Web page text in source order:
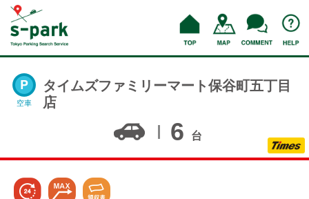
空車
タイムズファミリーマート保谷町五丁目
店
6 台